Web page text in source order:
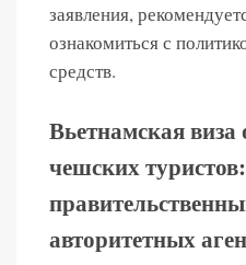
заявления,
ознакомиться с
средств.
Вьетнамская
чешских туристов:
авторитетных